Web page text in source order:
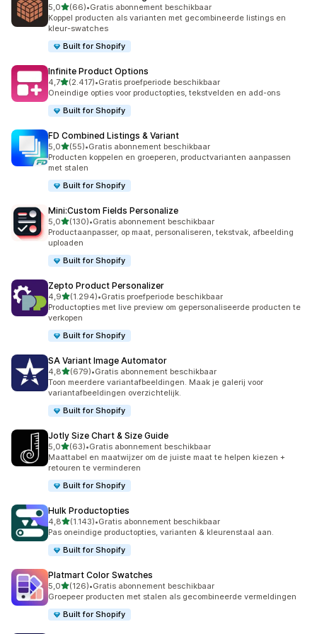
5,0van 5 sterren
(66)
66 recensies in totaal
•Gratis abonnement beschikbaar
Koppel producten als varianten met gecombineerde listings en
kleur-swatches
Built for Shopify
Infinite Product Options
4,7van 5 sterren
(2.417)
2417 recensies in totaal
•Gratis proefperiode beschikbaar
Oneindige opties voor productopties, tekstvelden en add-ons
Built for Shopify
FD Combined Listings & Variant
5,0van 5 sterren
(55)
55 recensies in totaal
•Gratis abonnement beschikbaar
Producten koppelen en groeperen, productvarianten aanpassen
met stalen
Built for Shopify
Mini:Custom Fields Personalize
5,0van 5 sterren
(130)
130 recensies in totaal
•Gratis abonnement beschikbaar
Productaanpasser, op maat, personaliseren, tekstvak, afbeelding
uploaden
Built for Shopify
Zepto Product Personalizer
4,9van 5 sterren
(1.294)
1294 recensies in totaal
•Gratis proefperiode beschikbaar
Productopties met live preview om gepersonaliseerde producten te
verkopen
Built for Shopify
SA Variant Image Automator
4,8van 5 sterren
(679)
679 recensies in totaal
•Gratis abonnement beschikbaar
Toon meerdere variantafbeeldingen. Maak je galerij voor
variantafbeeldingen overzichtelijk.
Built for Shopify
Jotly Size Chart & Size Guide
5,0van 5 sterren
(63)
63 recensies in totaal
•Gratis abonnement beschikbaar
Maattabel en maatwijzer om de juiste maat te helpen kiezen +
retouren te verminderen
Built for Shopify
Hulk Productopties
4,8van 5 sterren
(1.143)
1143 recensies in totaal
•Gratis abonnement beschikbaar
Pas oneindige productopties, varianten & kleurenstaal aan.
Built for Shopify
Platmart Color Swatches
5,0van 5 sterren
(126)
126 recensies in totaal
•Gratis abonnement beschikbaar
Groepeer producten met stalen als gecombineerde vermeldingen
Built for Shopify